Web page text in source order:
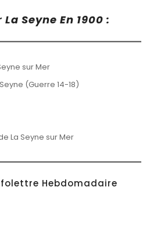
Seyne En 1900 :
sur Mer
(Guerre 14-18)
La Seyne sur Mer
Hebdomadaire